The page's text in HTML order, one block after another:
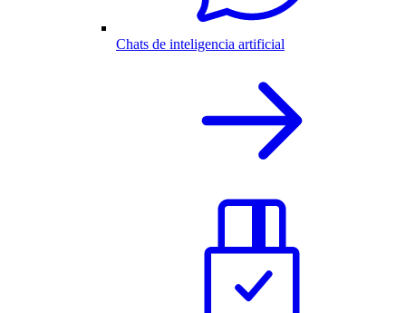
Chats de inteligencia artificial